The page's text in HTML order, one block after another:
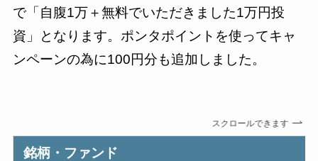
で「自腹1万＋無料でいただきました1万円投
資」となります。ポンタポイントを使ってキャ
ンペーンの為に100円分も追加しました。
スクロールできます
銘柄・ファンド